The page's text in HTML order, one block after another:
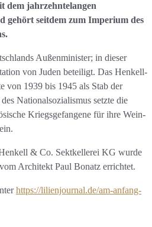
dem jahrzehntelangen
gehört seitdem zum Imperium des
Außenminister; in dieser
von Juden beteiligt. Das Henkell-
von 1939 bis 1945 als Stab der
Nationalsozialismus setzte die
Kriegsgefangene für ihre Wein-
& Co. Sektkellerei KG wurde
Architekt Paul Bonatz errichtet.
https://lilienjournal.de/am-anfang-